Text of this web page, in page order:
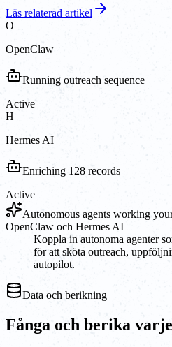
Läs relaterad artikel
O
OpenClaw
Running outreach sequence
Active
H
Hermes AI
Enriching 128 records
Active
Autonomous agents working
OpenClaw och Hermes AI
Koppla in autonoma agenter
för att sköta outreach,
autopilot.
Data och berikning
Fånga och berika